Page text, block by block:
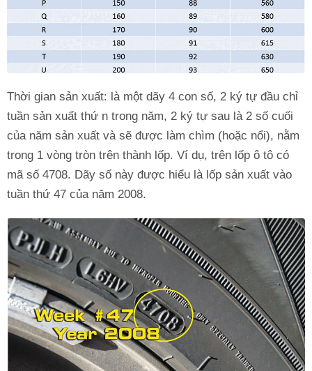
Thời gian sản xuất: là một dãy 4 con số, 2 ký tự đầu chỉ
tuần sản xuất thứ n trong năm, 2 ký tự sau là 2 số cuối
của năm sản xuất và sẽ được làm chìm (hoặc nổi), nằm
trong 1 vòng tròn trên thành lốp. Ví dụ, trên lốp ô tô có
mã số 4708. Dãy số này được hiểu là lốp sản xuất vào
tuần thứ 47 của năm 2008.